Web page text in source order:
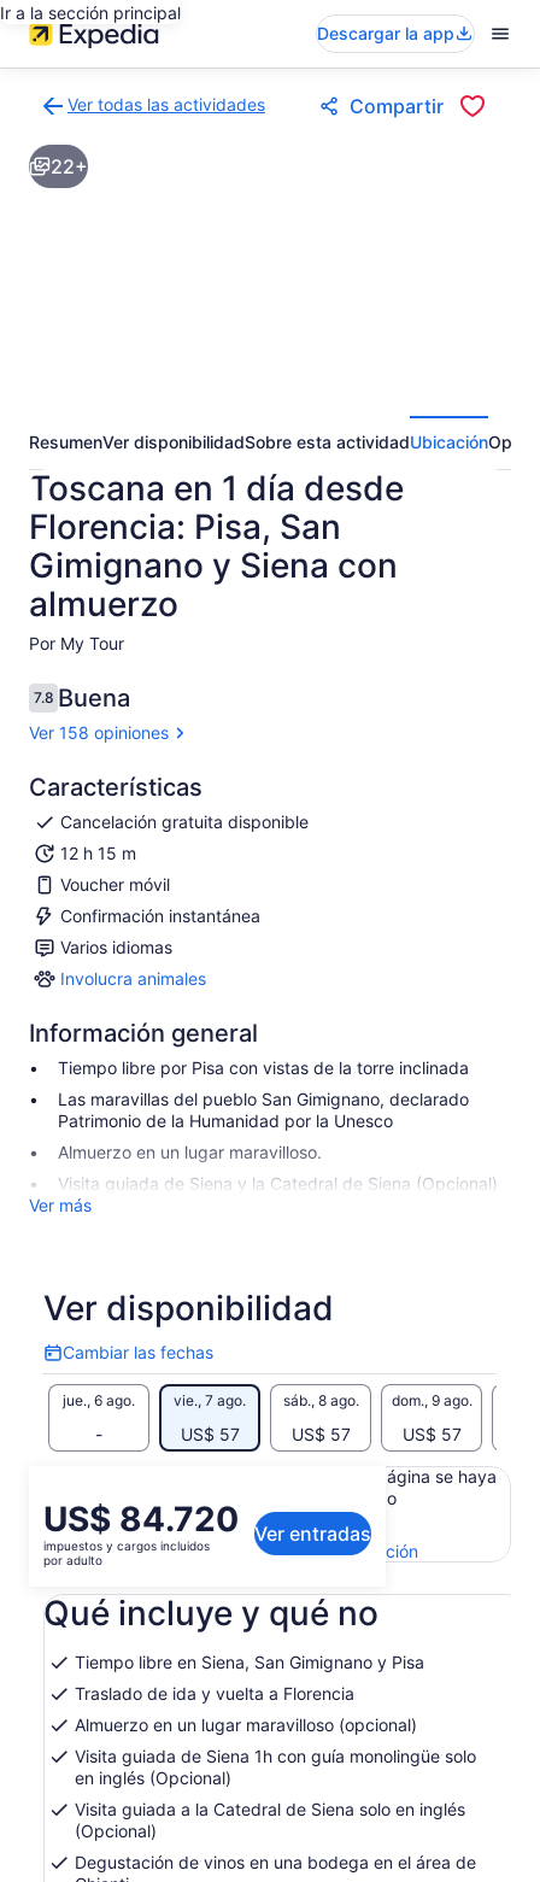
Ir a la sección principal
Descargar la app
Ver todas las actividades
a
la
página
Compartir
22+
ResumenVer disponibilidadSobre esta actividadUbicación
Toscana en 1 día desde
Florencia: Pisa, San
Gimignano y Siena con
almuerzo
Por My Tour
7.87.8 de 10
Buena
Ver 158 opiniones
Características
Cancelación gratuita disponible
12 h 15 m
Voucher móvil
Confirmación instantánea
Varios idiomas
Involucra animales
Involucra
Información general
Tiempo libre por Pisa con vistas de la torre inclinada
Las maravillas del pueblo San Gimignano, declarado
Patrimonio de la Humanidad por la Unesco
Almuerzo en un lugar maravilloso.
Visita guiada de Siena y la Catedral de Siena (Opcional)
Ver más
Ver disponibilidad
Cambiar las fechas
Cambiar
las
fechas
jue., 6 ago.
-
vie., 7 ago.
US$ 57
sáb., 8 ago.
US$ 57
dom., 9 ago.
US$ 57
El
precio
es
US$ 84.720.
por
adulto
US$ 84.720
impuestos y cargos incluidos
por adulto
Ver entradas
Es posible que el contenido de esta página se haya
generado con un traductor automático
Ver el texto original (inglés)
Enviar comentarios sobre esta traducciónSe
en
pestaña
Qué incluye y qué no
Tiempo libre en Siena, San Gimignano y Pisa
Traslado de ida y vuelta a Florencia
Almuerzo en un lugar maravilloso (opcional)
Visita guiada de Siena 1h con guía monolingüe solo
en inglés (Opcional)
Visita guiada a la Catedral de Siena solo en inglés
(Opcional)
Degustación de vinos en una bodega en el área de